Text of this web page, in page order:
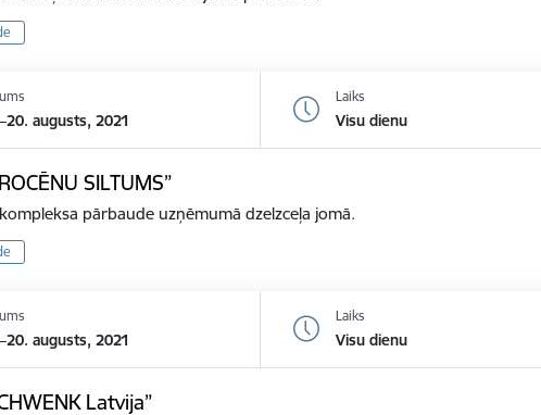
augusts, 2021
Laiks
Visu dienu
SILTUMS”
pārbaude uzņēmumā dzelzceļa jomā.
augusts, 2021
Laiks
Visu dienu
Latvija”